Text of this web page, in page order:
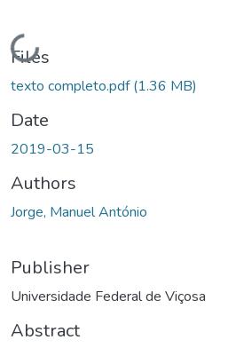
Loading...
Files
texto completo.pdf(1.36 MB)
Date
2019-03-15
Authors
Jorge, Manuel António
Publisher
Universidade Federal de Viçosa
Abstract